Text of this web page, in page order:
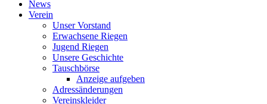
News
Verein
Unser Vorstand
Erwachsene Riegen
Jugend Riegen
Unsere Geschichte
Tauschbörse
Anzeige aufgeben
Adressänderungen
Vereinskleider